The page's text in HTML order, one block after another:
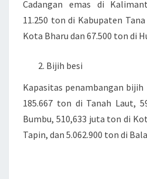
Cadangan emas di
11.250 ton di Kabupaten
Kota Bharu dan 67.500 ton di
Bijih besi
Kapasitas penambangan bijih
185.667 ton di Tanah Laut,
Bumbu, 510,633 juta ton di
Tapin, dan 5.062.900 ton di